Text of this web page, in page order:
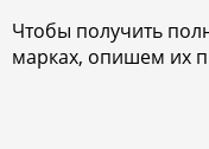
Чтобы получить
марках, опишем их